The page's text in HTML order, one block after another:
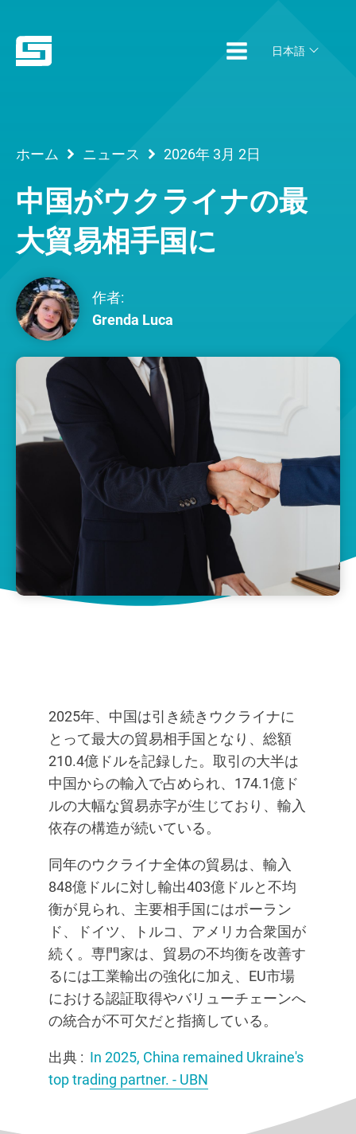
日本語
ホーム ニュース 2026年 3月 2日
中国がウクライナの最
大貿易相手国に
作者:
Grenda Luca
2025年、中国は引き続きウクライナに
とって最大の貿易相手国となり、総額
210.4億ドルを記録した。取引の大半は
中国からの輸入で占められ、174.1億ド
ルの大幅な貿易赤字が生じており、輸入
依存の構造が続いている。
同年のウクライナ全体の貿易は、輸入
848億ドルに対し輸出403億ドルと不均
衡が見られ、主要相手国にはポーラン
ド、ドイツ、トルコ、アメリカ合衆国が
続く。専門家は、貿易の不均衡を改善す
るには工業輸出の強化に加え、EU市場
における認証取得やバリューチェーンへ
の統合が不可欠だと指摘している。
出典 : In 2025, China remained Ukraine's
top trading partner. - UBN